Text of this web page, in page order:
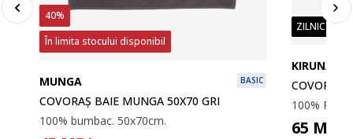
40%
În limita stocului disponibil
MUNGA BASIC
COVORAȘ BAIE MUNGA 50X70 GRI
100% bumbac. 50x70cm.
ZILNIC PREȚ
KIRUNA
COVORAȘ
65 MDL